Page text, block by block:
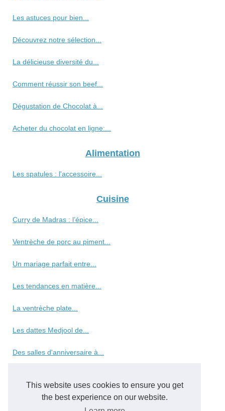
This website uses cookies to ensure you get
the best experience on our website.
Les astuces pour bien...
Découvrez notre sélection...
La délicieuse diversité du...
Comment réussir son beef...
Dégustation de Chocolat à...
Acheter du chocolat en ligne:...
Alimentation
Les spatules : l'accessoire...
Cuisine
Curry de Madras : l’épice...
Ventrèche de porc au piment...
Un mariage parfait entre...
Les tendances en matière...
La ventrèche plate...
Les dattes Medjool de...
Des salles d'anniversaire à...
Al-Andaluzza : votre...